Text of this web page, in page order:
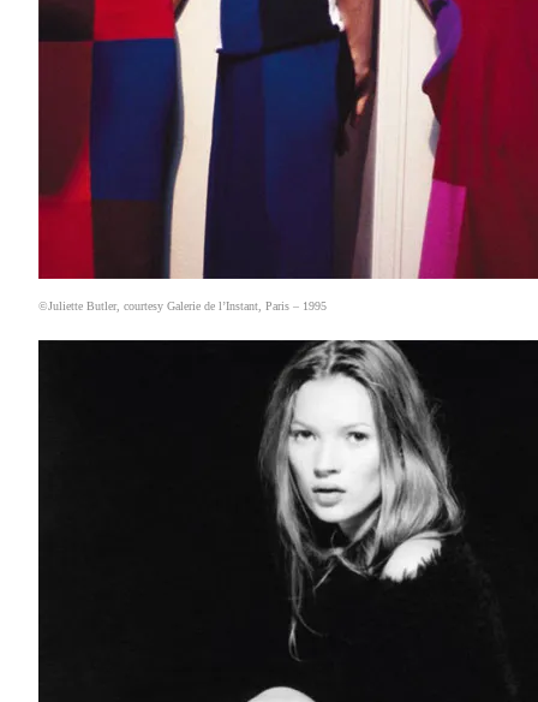
©Juliette Butler, courtesy Galerie de l’Instant, Paris – 1995